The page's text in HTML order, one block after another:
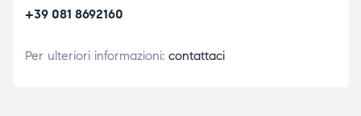
+39 081 8692160
Per ulteriori informazioni: contattaci